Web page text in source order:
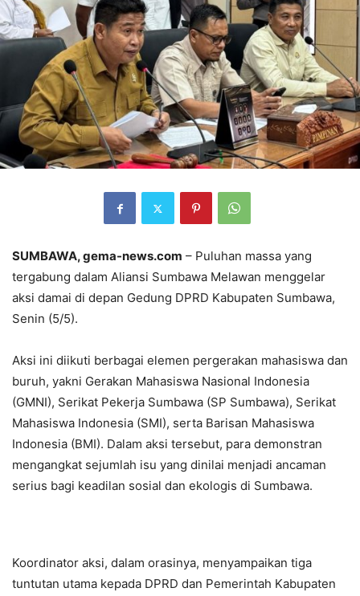
SUMBAWA, gema-news.com – Puluhan massa yang
tergabung dalam Aliansi Sumbawa Melawan menggelar
aksi damai di depan Gedung DPRD Kabupaten Sumbawa,
Senin (5/5).
Aksi ini diikuti berbagai elemen pergerakan mahasiswa dan
buruh, yakni Gerakan Mahasiswa Nasional Indonesia
(GMNI), Serikat Pekerja Sumbawa (SP Sumbawa), Serikat
Mahasiswa Indonesia (SMI), serta Barisan Mahasiswa
Indonesia (BMI). Dalam aksi tersebut, para demonstran
mengangkat sejumlah isu yang dinilai menjadi ancaman
serius bagi keadilan sosial dan ekologis di Sumbawa.
Koordinator aksi, dalam orasinya, menyampaikan tiga
tuntutan utama kepada DPRD dan Pemerintah Kabupaten